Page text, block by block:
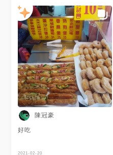
@陳冠豪 提供美照🧡
陳冠豪
好吃
2021-02-20